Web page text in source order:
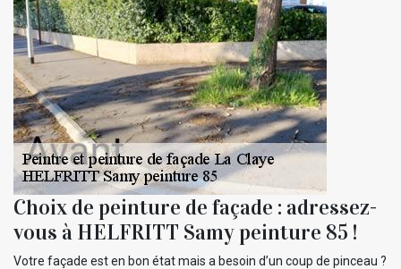
Choix de peinture de façade : adressez-
vous à HELFRITT Samy peinture 85 !
Votre façade est en bon état mais a besoin d’un coup de pinceau ?